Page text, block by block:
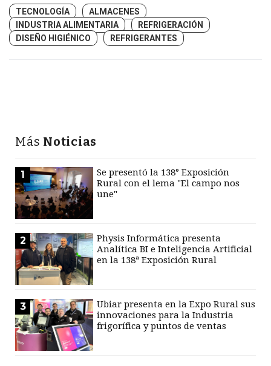
TECNOLOGÍA
ALMACENES
INDUSTRIA ALIMENTARIA
REFRIGERACIÓN
DISEÑO HIGIÉNICO
REFRIGERANTES
Más Noticias
1
Se presentó la 138° Exposición
Rural con el lema "El campo nos
une"
2
Physis Informática presenta
Analítica BI e Inteligencia Artificial
en la 138ª Exposición Rural
3
Ubiar presenta en la Expo Rural sus
innovaciones para la Industria
frigorífica y puntos de ventas